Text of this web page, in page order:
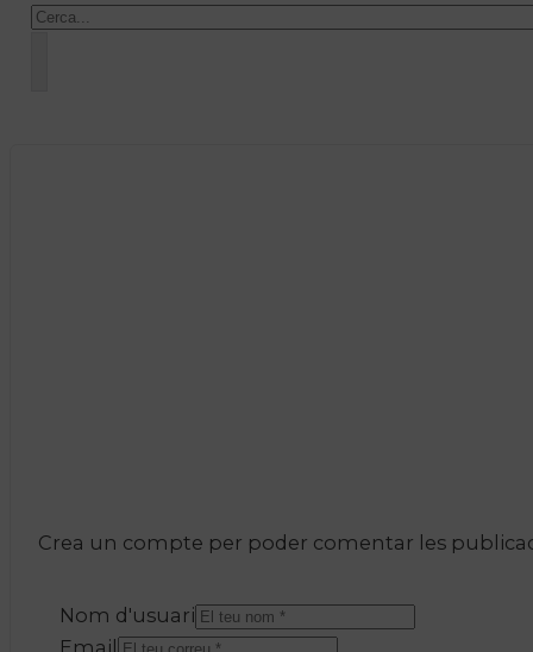
Cercar
Crea un compte per poder comentar les
Nom d'usuari